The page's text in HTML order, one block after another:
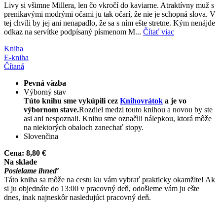
Livy si všimne Millera, len čo vkročí do kaviarne. Atraktívny muž s
prenikavými modrými očami ju tak očarí, že nie je schopná slova. V
tej chvíli by jej ani nenapadlo, že sa s ním ešte stretne. Kým nenájde
odkaz na servítke podpísaný písmenom M... Čítať viac
Kniha
E-kniha
Čítaná
Pevná väzba
Výborný stav
Túto knihu sme vykúpili cez Knihovrátok a je vo
výbornom stave.Rozdiel medzi touto knihou a novou by ste
asi ani nespoznali. Knihu sme označili nálepkou, ktorá môže
na niektorých obaloch zanechať stopy.
Slovenčina
Cena: 8,80 €
Na sklade
Posielame ihneď
Táto kniha sa môže na cestu ku vám vybrať prakticky okamžite! Ak
si ju objednáte do 13:00 v pracovný deň, odošleme vám ju ešte
dnes, inak najneskôr nasledujúci pracovný deň.